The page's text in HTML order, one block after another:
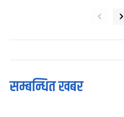
‹ ›
सम्बन्धित खबर